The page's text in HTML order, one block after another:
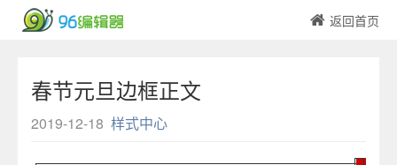
返回首页
春节元旦边框正文
2019-12-18 样式中心